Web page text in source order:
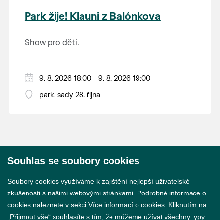
krajina na světě, která je zapsána na Seznam
světového přírodního a kulturního dědictví
Park žije! Klauni z Balónkova
Show pro děti.
9. 8. 2026 18:00 - 9. 8. 2026 19:00
park, sady 28. října
Souhlas se soubory cookies
Soubory cookies využíváme k zajištění nejlepší uživatelské
zkušenosti s našimi webovými stránkami. Podrobné informace o
cookies naleznete v sekci Více informací o cookies . Kliknutím na
„Přijmout vše“ souhlasíte s tím, že můžeme užívat všechny typy